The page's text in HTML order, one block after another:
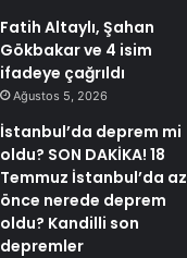
Fatih Altaylı, Şahan
Gökbakar ve 4 isim
ifadeye çağrıldı
Ağustos 5, 2026
İstanbul’da deprem mi
oldu? SON DAKİKA! 18
Temmuz İstanbul’da az
önce nerede deprem
oldu? Kandilli son
depremler